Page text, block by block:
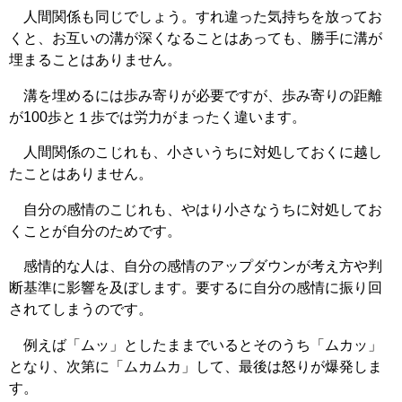
人間関係も同じでしょう。すれ違った気持ちを放ってお
くと、お互いの溝が深くなることはあっても、勝手に溝が
埋まることはありません。
溝を埋めるには歩み寄りが必要ですが、歩み寄りの距離
が100歩と１歩では労力がまったく違います。
人間関係のこじれも、小さいうちに対処しておくに越し
たことはありません。
自分の感情のこじれも、やはり小さなうちに対処してお
くことが自分のためです。
感情的な人は、自分の感情のアップダウンが考え方や判
断基準に影響を及ぼします。要するに自分の感情に振り回
されてしまうのです。
例えば「ムッ」としたままでいるとそのうち「ムカッ」
となり、次第に「ムカムカ」して、最後は怒りが爆発しま
す。